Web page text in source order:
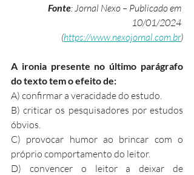
Fonte: Jornal Nexo – Publicado em
10/01/2024
(https://www.nexojornal.com.br)
A ironia presente no último parágrafo
do texto tem o efeito de:
A) confirmar a veracidade do estudo.
B) criticar os pesquisadores por estudos
óbvios.
C) provocar humor ao brincar com o
próprio comportamento do leitor.
D) convencer o leitor a deixar de